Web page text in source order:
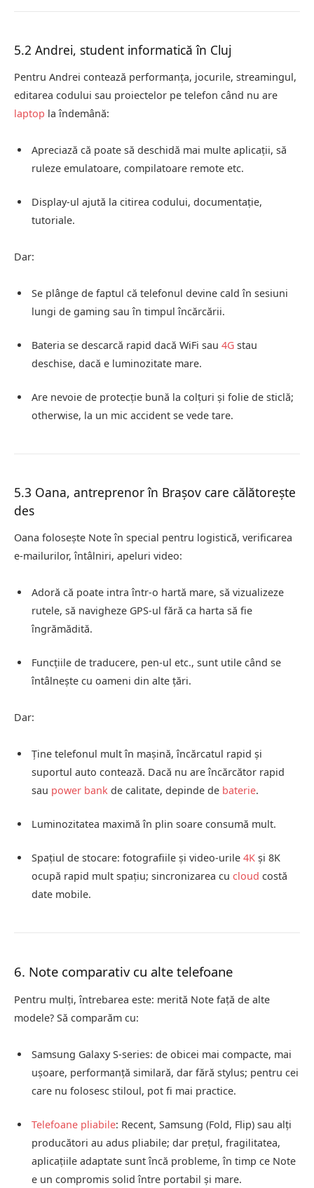
5.2 Andrei, student informatică în Cluj
Pentru Andrei contează performanța, jocurile, streamingul,
editarea codului sau proiectelor pe telefon când nu are
laptop la îndemână:
Apreciază că poate să deschidă mai multe aplicații, să
ruleze emulatoare, compilatoare remote etc.
Display‑ul ajută la citirea codului, documentație,
tutoriale.
Dar:
Se plânge de faptul că telefonul devine cald în sesiuni
lungi de gaming sau în timpul încărcării.
Bateria se descarcă rapid dacă WiFi sau 4G stau
deschise, dacă e luminozitate mare.
Are nevoie de protecție bună la colțuri și folie de sticlă;
otherwise, la un mic accident se vede tare.
5.3 Oana, antreprenor în Brașov care călătorește
des
Oana folosește Note în special pentru logistică, verificarea
e‑mailurilor, întâlniri, apeluri video:
Adoră că poate intra într‑o hartă mare, să vizualizeze
rutele, să navigheze GPS‑ul fără ca harta să fie
îngrămădită.
Funcțiile de traducere, pen‑ul etc., sunt utile când se
întâlnește cu oameni din alte țări.
Dar:
Ține telefonul mult în mașină, încărcatul rapid și
suportul auto contează. Dacă nu are încărcător rapid
sau power bank de calitate, depinde de baterie.
Luminozitatea maximă în plin soare consumă mult.
Spațiul de stocare: fotografiile și video‑urile 4K și 8K
ocupă rapid mult spațiu; sincronizarea cu cloud costă
date mobile.
6. Note comparativ cu alte telefoane
Pentru mulți, întrebarea este: merită Note față de alte
modele? Să comparăm cu:
Samsung Galaxy S‑series: de obicei mai compacte, mai
ușoare, performanță similară, dar fără stylus; pentru cei
care nu folosesc stiloul, pot fi mai practice.
Telefoane pliabile: Recent, Samsung (Fold, Flip) sau alți
producători au adus pliabile; dar prețul, fragilitatea,
aplicațiile adaptate sunt încă probleme, în timp ce Note
e un compromis solid între portabil și mare.